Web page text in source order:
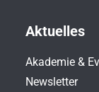
Aktuelles
Akademie &
Newsletter